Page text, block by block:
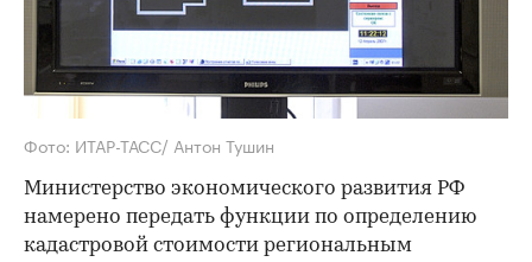
Фото: ИТАР-ТАСС/ Антон Тушин
Министерство экономического развития РФ
намерено передать функции по определению
кадастровой стоимости региональным